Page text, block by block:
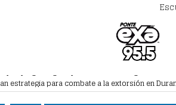
estrategia para combate a la extorsión en
de agua, vecinos de Villa Zaragoza bloquearon